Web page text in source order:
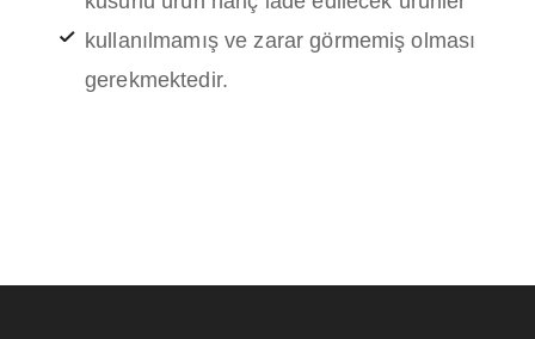
kullanılmamış ve zarar görmemiş olması
gerekmektedir.